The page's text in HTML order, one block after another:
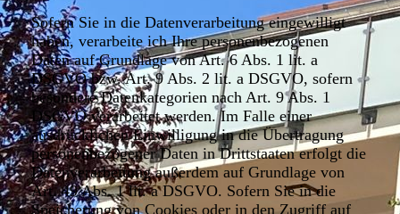
Sofern Sie in die Datenverarbeitung eingewilligt
haben, verarbeite ich Ihre personenbezogenen
Daten auf Grundlage von Art. 6 Abs. 1 lit. a
DSGVO bzw. Art. 9 Abs. 2 lit. a DSGVO, sofern
besondere Datenkategorien nach Art. 9 Abs. 1
DSGVO verarbeitet werden. Im Falle einer
ausdrücklichen Einwilligung in die Übertragung
personenbezogener Daten in Drittstaaten erfolgt die
Datenverarbeitung außerdem auf Grundlage von
Art. 49 Abs. 1 lit. a DSGVO. Sofern Sie in die
Speicherung von Cookies oder in den Zugriff auf